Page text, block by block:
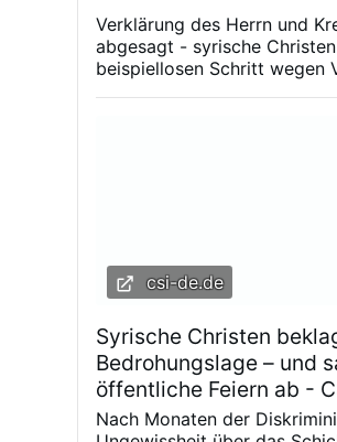
õigeusu, süüria õigeusu ja
katoliku kirikute koguduste
Kristuse muutmise püha,
püha ja Püha Risti ülendamise
Verklärung des Herrn und
abgesagt - syrische
beispiellosen Schritt wegen
csi-de.de
Syrische Christen
Bedrohungslage – und
öffentliche Feiern ab -
Christian Solidarity
Nach Monaten der